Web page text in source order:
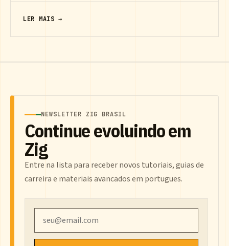
LER MAIS →
NEWSLETTER ZIG BRASIL
Continue evoluindo em
Zig
Entre na lista para receber novos tutoriais, guias de
carreira e materiais avancados em portugues.